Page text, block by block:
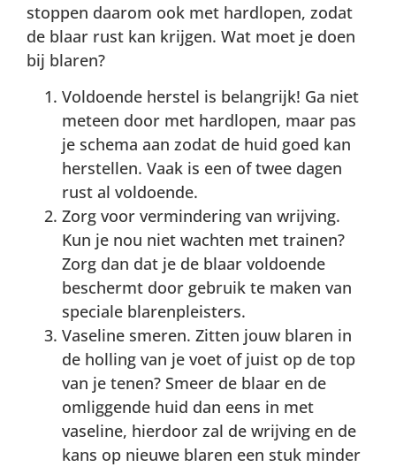
stoppen daarom ook met hardlopen, zodat
de blaar rust kan krijgen. Wat moet je doen
bij blaren?
Voldoende herstel is belangrijk! Ga niet
meteen door met hardlopen, maar pas
je schema aan zodat de huid goed kan
herstellen. Vaak is een of twee dagen
rust al voldoende.
Zorg voor vermindering van wrijving.
Kun je nou niet wachten met trainen?
Zorg dan dat je de blaar voldoende
beschermt door gebruik te maken van
speciale blarenpleisters.
Vaseline smeren. Zitten jouw blaren in
de holling van je voet of juist op de top
van je tenen? Smeer de blaar en de
omliggende huid dan eens in met
vaseline, hierdoor zal de wrijving en de
kans op nieuwe blaren een stuk minder